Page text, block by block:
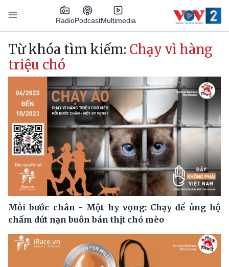
Nhảy đến nội dung
RadioPodcastMultimedia
Main navigation
Từ khóa tìm kiếm: Chạy vì hàng
triệu chó
Mỗi bước chân - Một hy vọng: Chạy để ủng hộ
chấm dứt nạn buôn bán thịt chó mèo